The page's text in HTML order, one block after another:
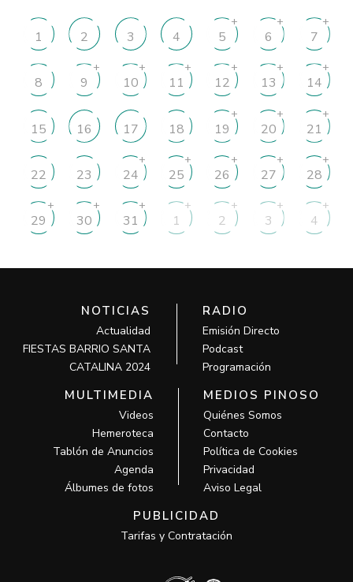
1 2 3 4 5
+
6
+
7
+
8 9
+
10
+
11
+
12
+
13
+
14
+
15 16 17 18 19
+
20
+
21
+
22 23 24
+
25
+
26
+
27
+
28
+
29
+
30
+
31
+
1
+
2
+
3
+
4
+
NOTICIAS
Actualidad
FIESTAS BARRIO SANTA
CATALINA 2024
RADIO
Emisión Directo
Podcast
Programación
MULTIMEDIA
Videos
Hemeroteca
Tablón de Anuncios
Agenda
Álbumes de fotos
MEDIOS PINOSO
Quiénes Somos
Contacto
Política de Cookies
Privacidad
Aviso Legal
PUBLICIDAD
Tarifas y Contratación